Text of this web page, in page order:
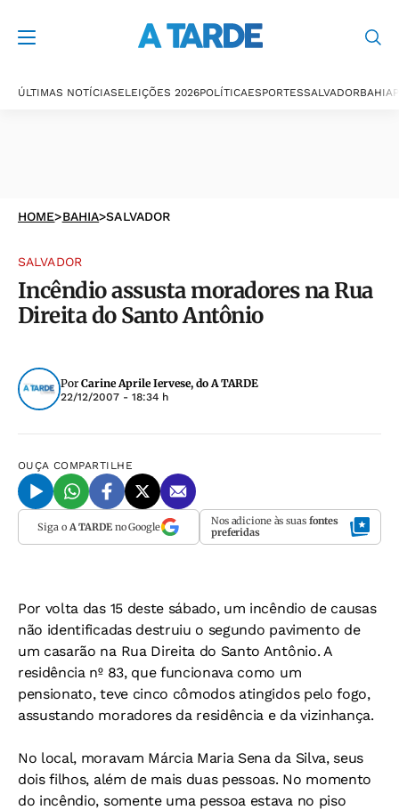
ÚLTIMAS NOTÍCIASELEIÇÕES 2026POLÍTICAESPORTESSALVADORBAHIA
HOME>BAHIA>SALVADOR
SALVADOR
Incêndio assusta moradores na Rua
Direita do Santo Antônio
Por Carine Aprile Iervese, do A TARDE
22/12/2007 - 18:34 h
OUÇA COMPARTILHE
Siga o A TARDEno Google Nos adicione às suas fontes
preferidas
Por volta das 15 deste sábado, um incêndio de causas
não identificadas destruiu o segundo pavimento de
um casarão na Rua Direita do Santo Antônio. A
residência nº 83, que funcionava como um
pensionato, teve cinco cômodos atingidos pelo fogo,
assustando moradores da residência e da vizinhança.
No local, moravam Márcia Maria Sena da Silva, seus
dois filhos, além de mais duas pessoas. No momento
do incêndio, somente uma pessoa estava no piso